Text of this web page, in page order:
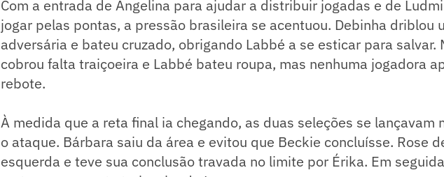
Com a entrada de Angelina para ajudar a distribuir jogadas e de
jogar pelas pontas, a pressão brasileira se acentuou. Debinha driblou
adversária e bateu cruzado, obrigando Labbé a se esticar para salvar.
cobrou falta traiçoeira e Labbé bateu roupa, mas nenhuma jogadora
rebote.
À medida que a reta final ia chegando, as duas seleções se lançavam
o ataque. Bárbara saiu da área e evitou que Beckie concluísse. Rose
esquerda e teve sua conclusão travada no limite por Érika. Em